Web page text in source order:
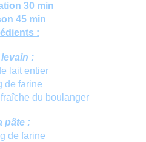
30 min
45 min
:
:
lait entier
de farine
du boulanger
pâte :
de farine